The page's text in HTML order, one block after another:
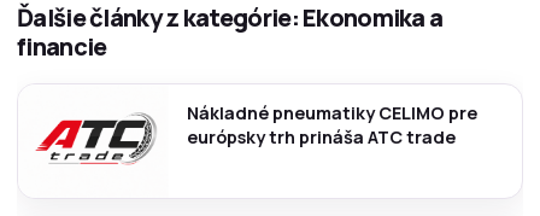
Ďalšie články z kategórie: Ekonomika a
financie
Nákladné pneumatiky CELIMO pre
európsky trh prináša ATC trade